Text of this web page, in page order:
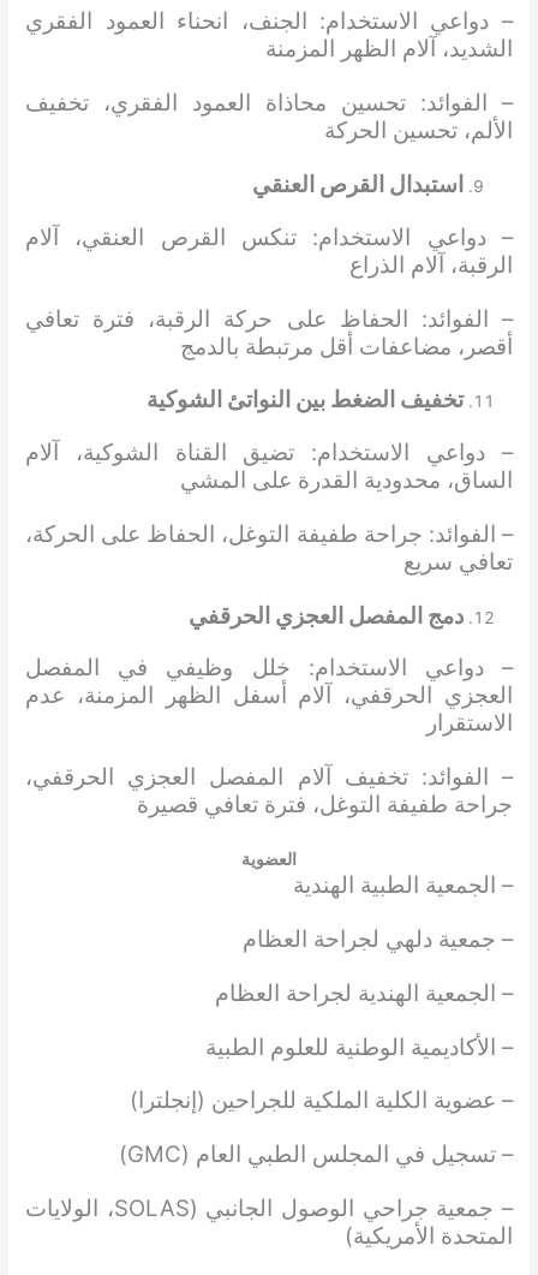
– دواعي الاستخدام: الجنف، انحناء العمود الفقري
الشديد، آلام الظهر المزمنة
– الفوائد: تحسين محاذاة العمود الفقري، تخفيف
الألم، تحسين الحركة
استبدال القرص العنقي
– دواعي الاستخدام: تنكس القرص العنقي، آلام
الرقبة، آلام الذراع
– الفوائد: الحفاظ على حركة الرقبة، فترة تعافي
أقصر، مضاعفات أقل مرتبطة بالدمج
تخفيف الضغط بين النواتئ الشوكية
– دواعي الاستخدام: تضيق القناة الشوكية، آلام
الساق، محدودية القدرة على المشي
– الفوائد: جراحة طفيفة التوغل، الحفاظ على الحركة،
تعافي سريع
دمج المفصل العجزي الحرقفي
– دواعي الاستخدام: خلل وظيفي في المفصل
العجزي الحرقفي، آلام أسفل الظهر المزمنة، عدم
الاستقرار
– الفوائد: تخفيف آلام المفصل العجزي الحرقفي،
جراحة طفيفة التوغل، فترة تعافي قصيرة
العضوية
– الجمعية الطبية الهندية
– جمعية دلهي لجراحة العظام
– الجمعية الهندية لجراحة العظام
– الأكاديمية الوطنية للعلوم الطبية
– عضوية الكلية الملكية للجراحين (إنجلترا)
– تسجيل في المجلس الطبي العام (GMC)
– جمعية جراحي الوصول الجانبي (SOLAS، الولايات
المتحدة الأمريكية)